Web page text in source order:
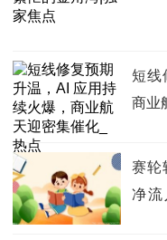
短线
商业
赛轮
净流